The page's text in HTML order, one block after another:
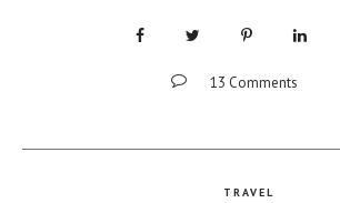
13 Comments
TRAVEL